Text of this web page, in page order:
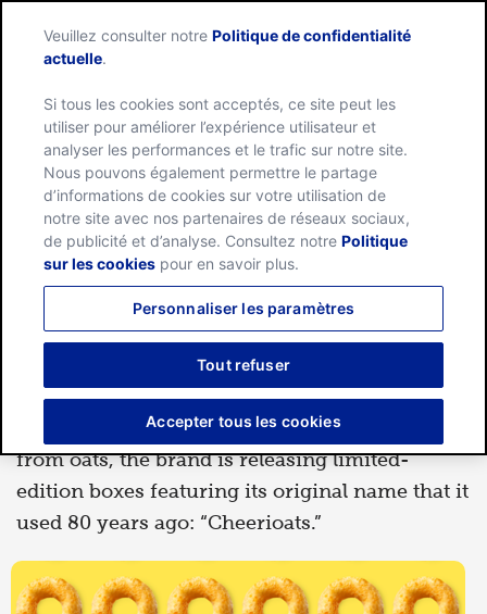
Menu
Home
NOURRITURE
juil. 13, 2021
The Cheerios O has always
stood for oats
To remind consumers that Cheerios are made
from oats, the brand is releasing limited-
edition boxes featuring its original name that it
used 80 years ago: “Cheerioats.”
Veuillez consulter notre Politique de confidentialité
actuelle.
Si tous les cookies sont acceptés, ce site peut les
utiliser pour améliorer l’expérience utilisateur et
analyser les performances et le trafic sur notre site.
Nous pouvons également permettre le partage
d’informations de cookies sur votre utilisation de
notre site avec nos partenaires de réseaux sociaux,
de publicité et d’analyse. Consultez notre Politique
sur les cookiespour en savoir plus.
Personnaliser les paramètres
Tout refuser
Accepter tous les cookies